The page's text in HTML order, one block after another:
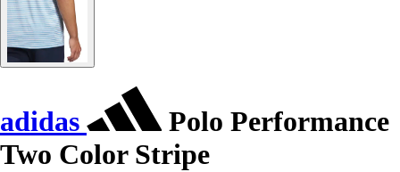
adidas
Polo Performance
Two Color Stripe